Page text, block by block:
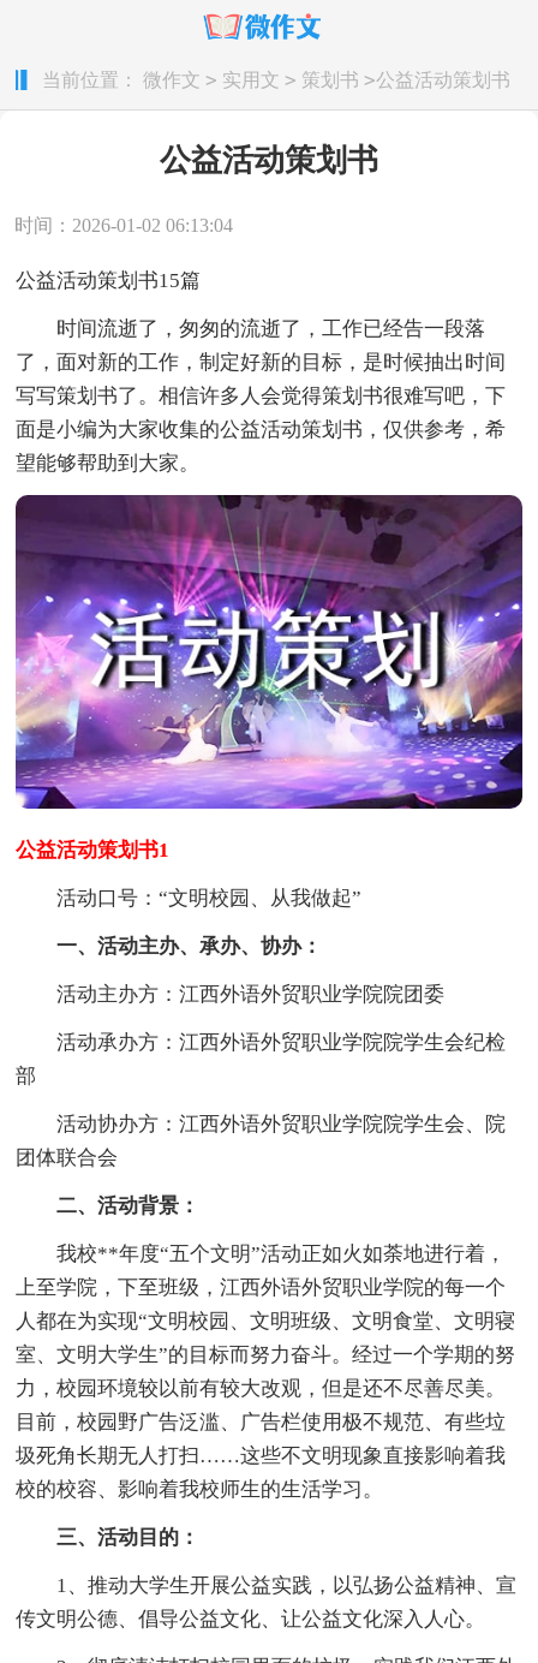
当前位置： 微作文 > 实用文 > 策划书 >公益活动策划书
公益活动策划书
时间：2026-01-02 06:13:04
公益活动策划书15篇
时间流逝了，匆匆的流逝了，工作已经告一段落
了，面对新的工作，制定好新的目标，是时候抽出时间
写写策划书了。相信许多人会觉得策划书很难写吧，下
面是小编为大家收集的公益活动策划书，仅供参考，希
望能够帮助到大家。
公益活动策划书1
活动口号：“文明校园、从我做起”
一、活动主办、承办、协办：
活动主办方：江西外语外贸职业学院院团委
活动承办方：江西外语外贸职业学院院学生会纪检
部
活动协办方：江西外语外贸职业学院院学生会、院
团体联合会
二、活动背景：
我校**年度“五个文明”活动正如火如荼地进行着，
上至学院，下至班级，江西外语外贸职业学院的每一个
人都在为实现“文明校园、文明班级、文明食堂、文明寝
室、文明大学生”的目标而努力奋斗。经过一个学期的努
力，校园环境较以前有较大改观，但是还不尽善尽美。
目前，校园野广告泛滥、广告栏使用极不规范、有些垃
圾死角长期无人打扫……这些不文明现象直接影响着我
校的校容、影响着我校师生的生活学习。
三、活动目的：
1、推动大学生开展公益实践，以弘扬公益精神、宣
传文明公德、倡导公益文化、让公益文化深入人心。